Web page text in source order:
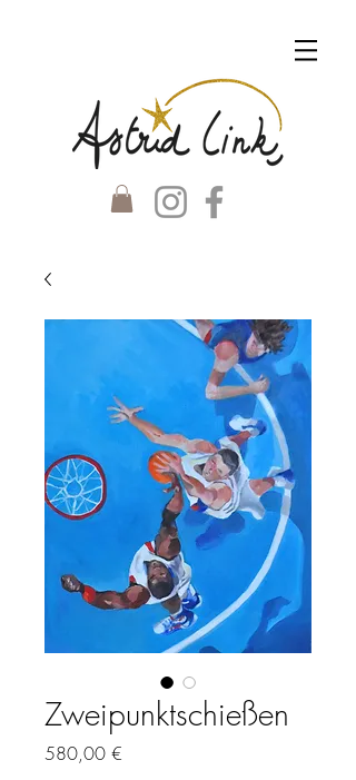
Zweipunktschießen
580,00 €